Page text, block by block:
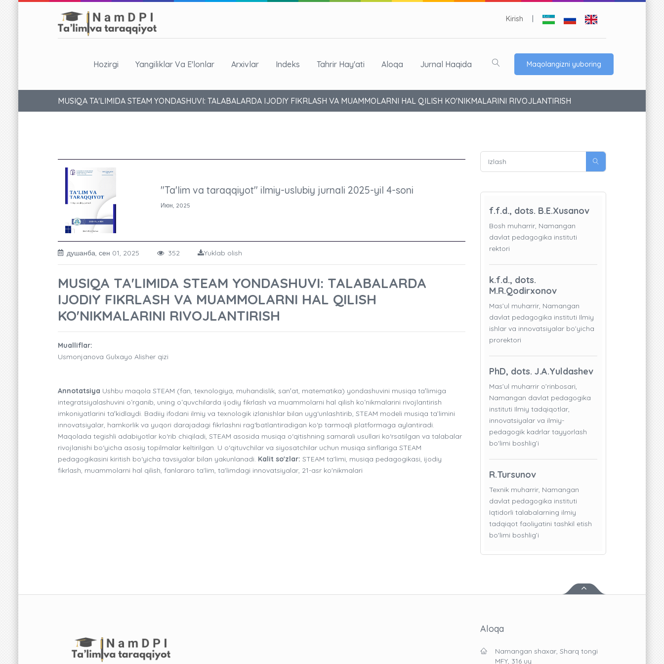
Kirish
Hozirgi Yangiliklar Va E'lonlar Arxivlar Indeks Tahrir Hay'ati Aloqa Jurnal Haqida Maqolangizni yuboring
MUSIQA TA'LIMIDA STEAM YONDASHUVI: TALABALARDA IJODIY FIKRLASH VA MUAMMOLARNI HAL QILISH KO'NIKMALARINI RIVOJLANTIRISH
"Ta'lim va taraqqiyot" ilmiy-uslubiy jurnali 2025-yil 4-soni
Июн, 2025
душанба, сен 01, 2025 352 Yuklab olish
MUSIQA TA'LIMIDA STEAM YONDASHUVI: TALABALARDA
IJODIY FIKRLASH VA MUAMMOLARNI HAL QILISH
KO'NIKMALARINI RIVOJLANTIRISH
Mualliflar:
Usmonjanova Gulxayo Alisher qizi
Annotatsiya Ushbu maqola STEAM (fan, texnologiya, muhandislik, sanʼat, matematika) yondashuvini musiqa taʼlimiga
integratsiyalashuvini oʻrganib, uning oʻquvchilarda ijodiy fikrlash va muammolarni hal qilish koʻnikmalarini rivojlantirish
imkoniyatlarini taʼkidlaydi. Badiiy ifodani ilmiy va texnologik izlanishlar bilan uyg‘unlashtirib, STEAM modeli musiqa ta’limini
innovatsiyalar, hamkorlik va yuqori darajadagi fikrlashni rag‘batlantiradigan ko‘p tarmoqli platformaga aylantiradi.
Maqolada tegishli adabiyotlar ko‘rib chiqiladi, STEAM asosida musiqa o‘qitishning samarali usullari ko‘rsatilgan va talabalar
rivojlanishi bo‘yicha asosiy topilmalar keltirilgan. U o‘qituvchilar va siyosatchilar uchun musiqa sinflariga STEAM
pedagogikasini kiritish bo‘yicha tavsiyalar bilan yakunlanadi. Kalit so'zlar: STEAM ta'limi, musiqa pedagogikasi, ijodiy
fikrlash, muammolarni hal qilish, fanlararo ta'lim, ta'limdagi innovatsiyalar, 21-asr ko'nikmalari
f.f.d., dots. B.E.Xusanov
Bosh muharrir, Namangan
davlat pedagogika instituti
rektori
k.f.d., dots.
M.R.Qodirxonov
Mas’ul muharrir, Namangan
davlat pedagogika instituti Ilmiy
ishlar va innovatsiyalar bo’yicha
prorektori
PhD, dots. J.A.Yuldashev
Mas’ul muharrir o’rinbosari,
Namangan davlat pedagogika
instituti Ilmiy tadqiqotlar,
innovatsiyalar va ilmiy-
pedagogik kadrlar tayyorlash
bo'limi boshlig’i
R.Tursunov
Texnik muharrir, Namangan
davlat pedagogika instituti
Iqtidorli talabalarning ilmiy
tadqiqot faoliyatini tashkil etish
bo'limi boshlig’i
Aloqa
Namangan shaxar, Sharq tongi
MFY, 316 uy